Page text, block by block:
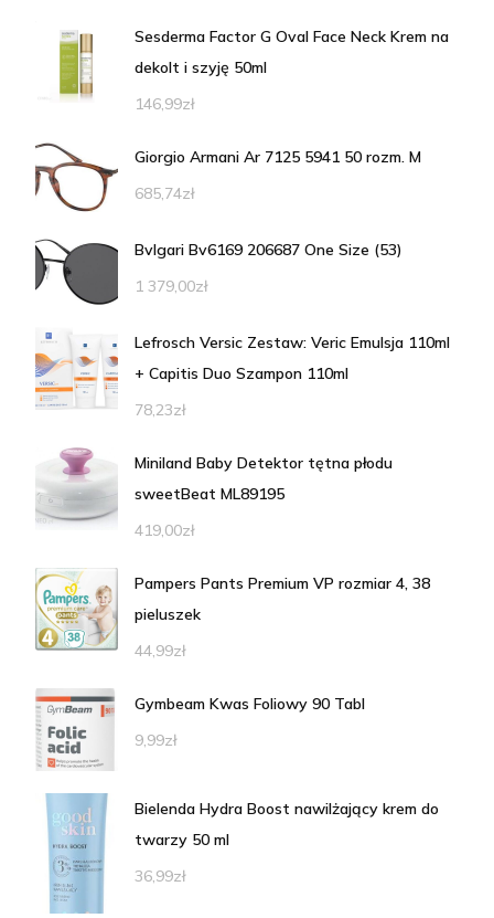
Sesderma Factor G Oval Face Neck Krem na
dekolt i szyję 50ml
146,99zł
Giorgio Armani Ar 7125 5941 50 rozm. M
685,74zł
Bvlgari Bv6169 206687 One Size (53)
1 379,00zł
Lefrosch Versic Zestaw: Veric Emulsja 110ml
+ Capitis Duo Szampon 110ml
78,23zł
Miniland Baby Detektor tętna płodu
sweetBeat ML89195
419,00zł
Pampers Pants Premium VP rozmiar 4, 38
pieluszek
44,99zł
Gymbeam Kwas Foliowy 90 Tabl
9,99zł
Bielenda Hydra Boost nawilżający krem do
twarzy 50 ml
36,99zł